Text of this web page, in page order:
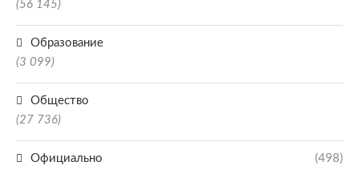
(56 145)
Образование
(3 099)
Общество
(27 736)
Официально (498)